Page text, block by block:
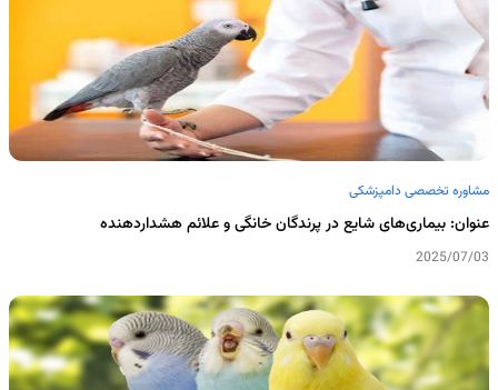
مشاوره تخصصی دامپزشکی
عنوان: بیماری‌های شایع در پرندگان خانگی و علائم هشداردهنده
2025/07/03